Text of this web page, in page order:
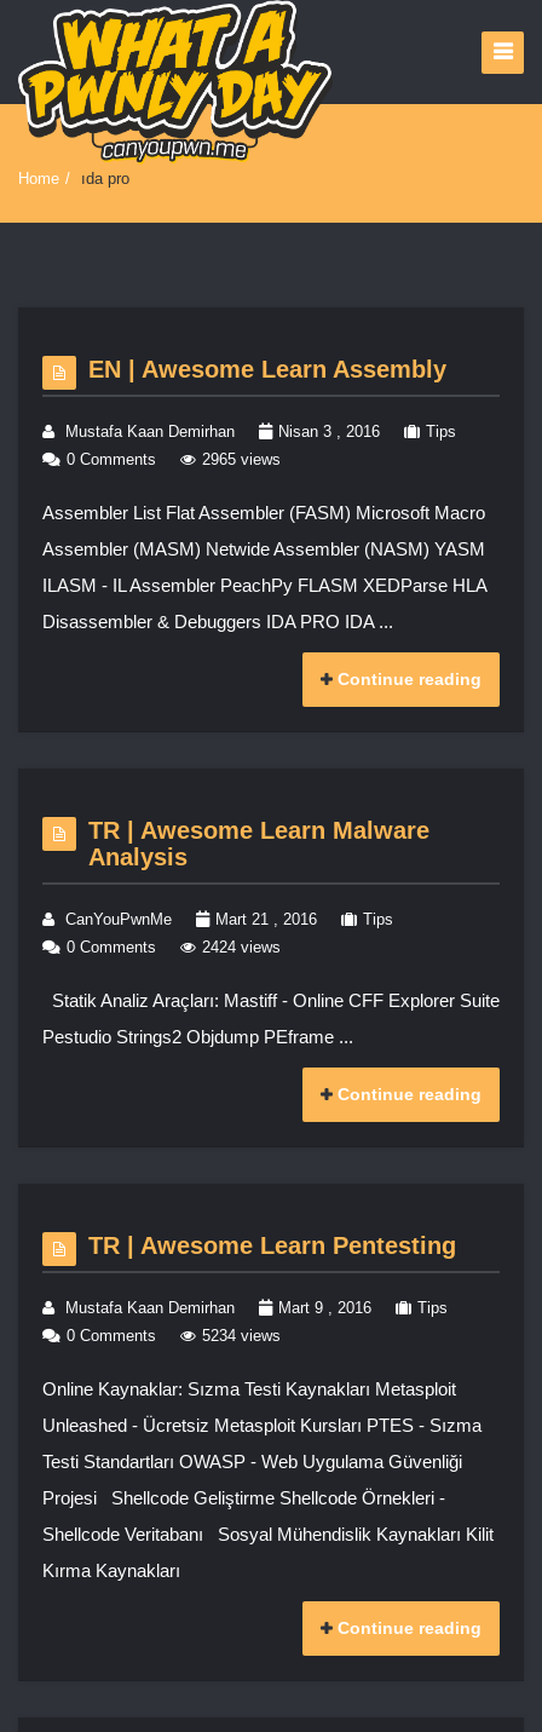
Home / ıda pro
EN | Awesome Learn Assembly
Mustafa Kaan Demirhan Nisan 3 , 2016
Tips
0 Comments
2965 views
Assembler List Flat Assembler (FASM) Microsoft Macro
Assembler (MASM) Netwide Assembler (NASM) YASM
ILASM - IL Assembler PeachPy FLASM XEDParse HLA
Disassembler & Debuggers IDA PRO IDA ...
Continue reading
TR | Awesome Learn Malware
Analysis
CanYouPwnMe Mart 21 , 2016
Tips
0 Comments
2424 views
Statik Analiz Araçları: Mastiff - Online CFF Explorer Suite
Pestudio Strings2 Objdump PEframe ...
Continue reading
TR | Awesome Learn Pentesting
Mustafa Kaan Demirhan Mart 9 , 2016
Tips
0 Comments
5234 views
Online Kaynaklar: Sızma Testi Kaynakları Metasploit
Unleashed - Ücretsiz Metasploit Kursları PTES - Sızma
Testi Standartları OWASP - Web Uygulama Güvenliği
Projesi Shellcode Geliştirme Shellcode Örnekleri -
Shellcode Veritabanı Sosyal Mühendislik Kaynakları Kilit
Kırma Kaynakları
Continue reading